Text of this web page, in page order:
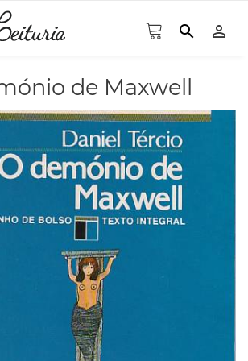
search person_outline
de Maxwell